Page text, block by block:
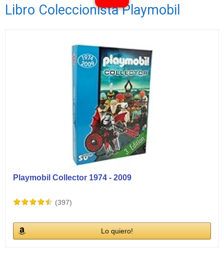
Libro Coleccionista Playmobil
Playmobil Collector 1974 - 2009
(397)
Lo quiero!